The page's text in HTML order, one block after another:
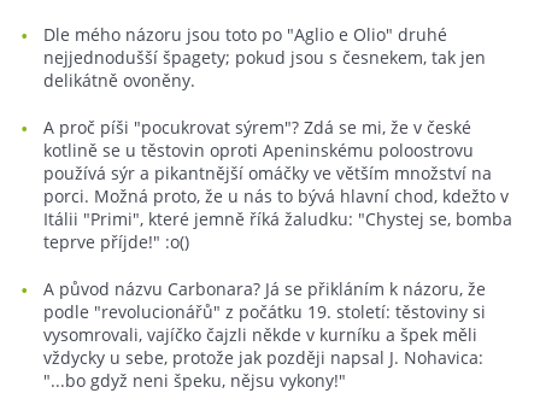
Dle mého názoru jsou toto po "Aglio e Olio" druhé
nejjednodušší špagety; pokud jsou s česnekem, tak jen
delikátně ovoněny.
A proč píši "pocukrovat sýrem"? Zdá se mi, že v české
kotlině se u těstovin oproti Apeninskému poloostrovu
používá sýr a pikantnější omáčky ve větším množství na
porci. Možná proto, že u nás to bývá hlavní chod, kdežto v
Itálii "Primi", které jemně říká žaludku: "Chystej se, bomba
teprve příjde!" :o()
A původ názvu Carbonara? Já se přikláním k názoru, že
podle "revolucionářů" z počátku 19. století: těstoviny si
vysomrovali, vajíčko čajzli někde v kurníku a špek měli
vždycky u sebe, protože jak později napsal J. Nohavica:
"...bo gdyž neni špeku, nějsu vykony!"